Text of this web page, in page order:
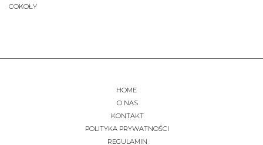
COKOŁY
HOME
O NAS
KONTAKT
POLITYKA PRYWATNOŚCI
REGULAMIN